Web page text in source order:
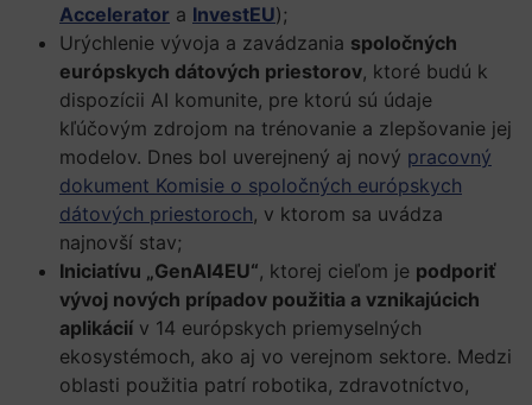
Accelerator a InvestEU);
Urýchlenie vývoja a zavádzania spoločných
európskych dátových priestorov, ktoré budú k
dispozícii AI komunite, pre ktorú sú údaje
kľúčovým zdrojom na trénovanie a zlepšovanie jej
modelov. Dnes bol uverejnený aj nový pracovný
dokument Komisie o spoločných európskych
dátových priestoroch, v ktorom sa uvádza
najnovší stav;
Iniciatívu „GenAI4EU“, ktorej cieľom je podporiť
vývoj nových prípadov použitia a vznikajúcich
aplikácií v 14 európskych priemyselných
ekosystémoch, ako aj vo verejnom sektore. Medzi
oblasti použitia patrí robotika, zdravotníctvo,